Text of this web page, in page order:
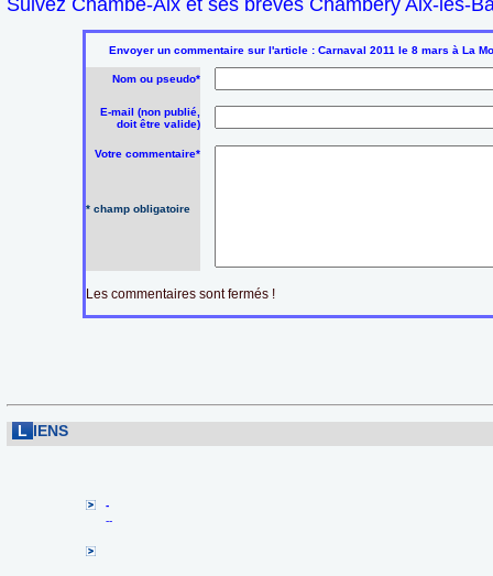
Suivez Chambé-Aix et ses brèves Chambéry Aix-les-
Envoyer un commentaire sur l'article : Carnaval 2011 le 8 mars à La
Nom ou pseudo*
E-mail (non publié,
doit être valide)
Votre commentaire*
* champ obligatoire
Les commentaires sont fermés !
L IENS
-
--